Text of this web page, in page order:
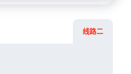
线路二